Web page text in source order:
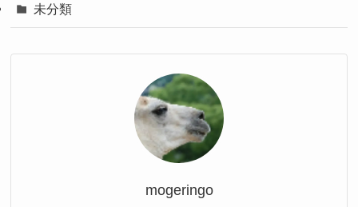
未分類
mogeringo